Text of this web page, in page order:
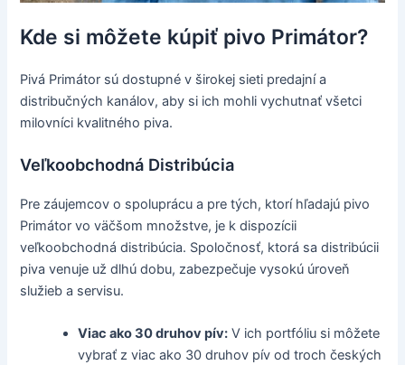
Kde si môžete kúpiť pivo Primátor?
Pivá Primátor sú dostupné v širokej sieti predajní a
distribučných kanálov, aby si ich mohli vychutnať všetci
milovníci kvalitného piva.
Veľkoobchodná Distribúcia
Pre záujemcov o spoluprácu a pre tých, ktorí hľadajú pivo
Primátor vo väčšom množstve, je k dispozícii
veľkoobchodná distribúcia. Spoločnosť, ktorá sa distribúcii
piva venuje už dlhú dobu, zabezpečuje vysokú úroveň
služieb a servisu.
Viac ako 30 druhov pív: V ich portfóliu si môžete
vybrať z viac ako 30 druhov pív od troch českých